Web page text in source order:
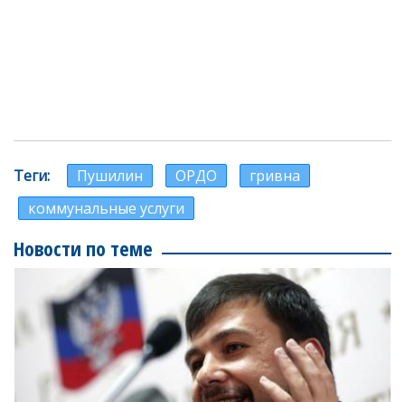
Теги Пушилин ОРДО
гривна
коммунальные услуги
Новости по теме